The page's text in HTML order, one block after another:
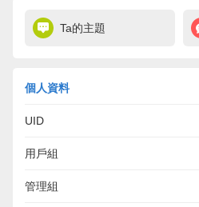
Ta的主題
個人資料
UID
用戶組
管理組